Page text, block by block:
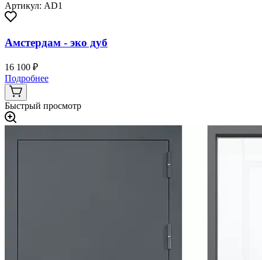
Артикул: AD1
Амстердам - эко дуб
16 100 ₽
Подробнее
Быстрый просмотр